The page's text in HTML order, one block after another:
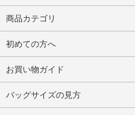
商品カテゴリ
初めての方へ
お買い物ガイド
バッグサイズの見方